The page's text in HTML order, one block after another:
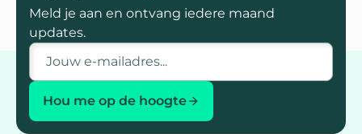
Meld je aan en ontvang iedere maand
updates.
E-mailadres
Hou me op de hoogte